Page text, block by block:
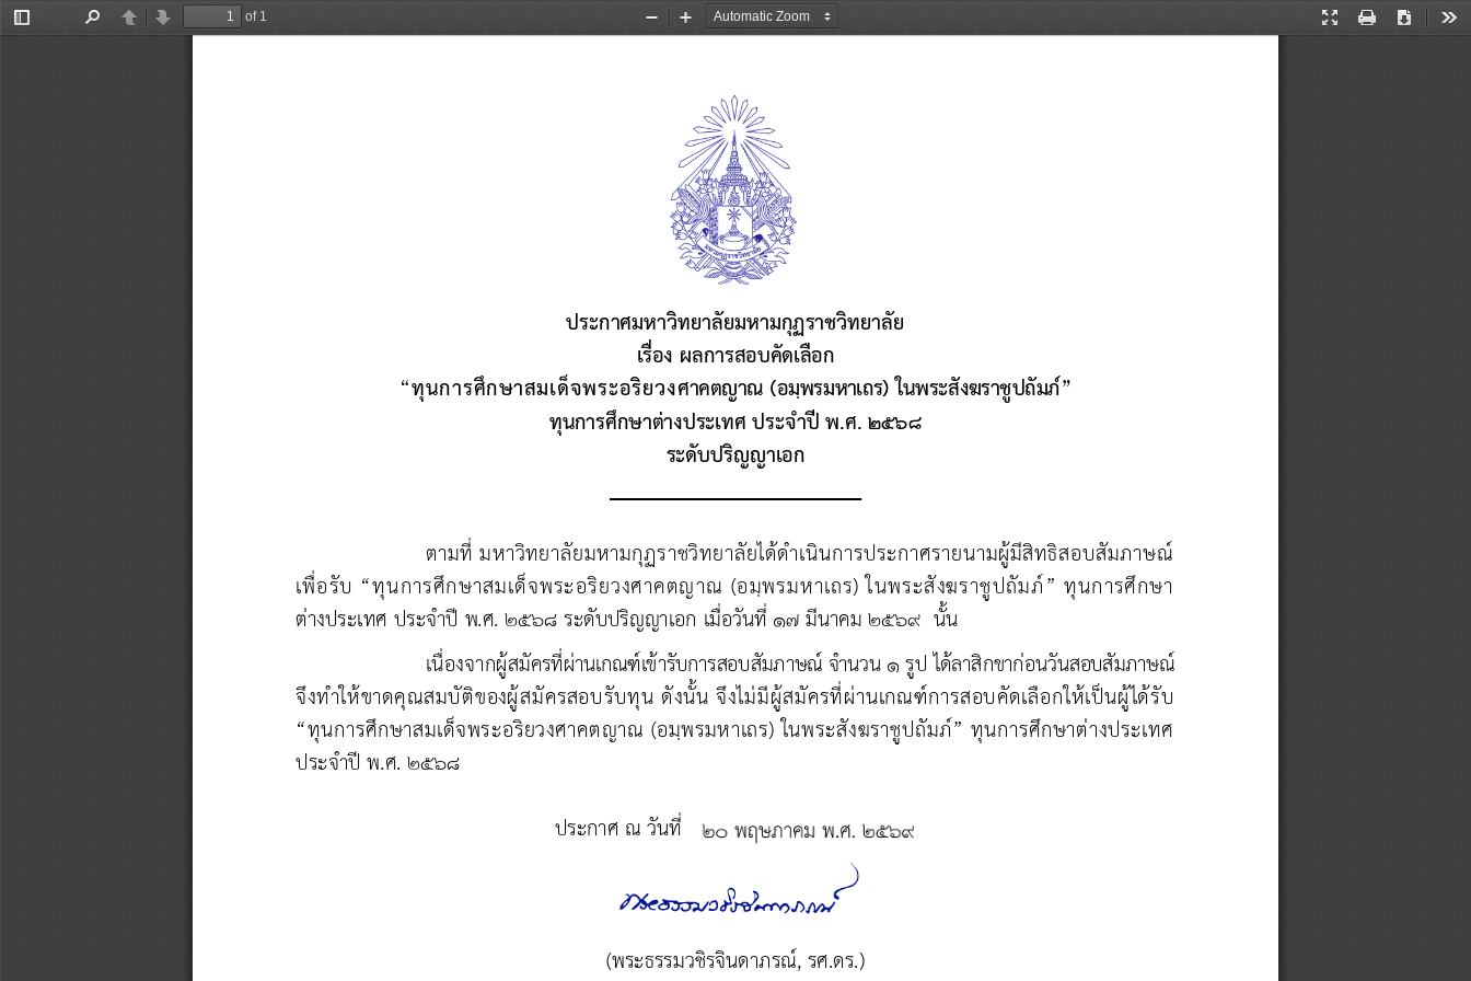
Toggle
PreviousNext
of 1
Presentation
Print Download
Zoom
Zoom
ประกาศมหาวิทยาลัยมหามกุฏราชวิทยาลัย
เรื่อง ผลการสอบคัดเลือก
“ทุนการศึกษาสมเด็จพระอริยวงศาคตญาณ (อมฺพรมหาเถร) ในพระสังฆราชูปถัมภ์”
ทุนการศึกษาต่างประเทศ ประจําปี พ.ศ. ๒๕๖๘
ระดับปริญญาเอก
ตามที่ มหาวิทยาลัยมหามกุฏราชวิทยาลัยได้ดําเนินการประกาศรายนามผู้มีสิทธิสอบสัมภาษณ์
เพื่อรับ “ทุนการศึกษาสมเด็จพระอริยวงศาคตญาณ (อมฺพรมหาเถร) ในพระสังฆราชูปถัมภ์” ทุนการศึกษา
ต่างประเทศ ประจําปี พ.ศ. ๒๕๖๘ ระดับปริญญาเอก เมื่อวันที่ ๑๗ มีนาคม ๒๕๖๙  นั้น
เนื่องจากผู้สมัครที่ผ่านเกณฑ์เข้ารับการสอบสัมภาษณ์ จํานวน ๑ รูป ได้ลาสิกขาก่อนวันสอบสัมภาษณ์
จึงทําให้ขาดคุณสมบัติของผู้สมัครสอบรับทุน ดังนั้น จึงไม่มีผู้สมัครที่ผ่านเกณฑ์การสอบคัดเลือกให้เป็นผู้ได้รับ
“ทุนการศึกษาสมเด็จพระอริยวงศาคตญาณ (อมฺพรมหาเถร) ในพระสังฆราชูปถัมภ์” ทุนการศึกษาต่างประเทศ
ประจําปี พ.ศ. ๒๕๖๘
ประกาศ ณ วันที่
(พระธรรมวชิรจินดาภรณ์, รศ.ดร.)